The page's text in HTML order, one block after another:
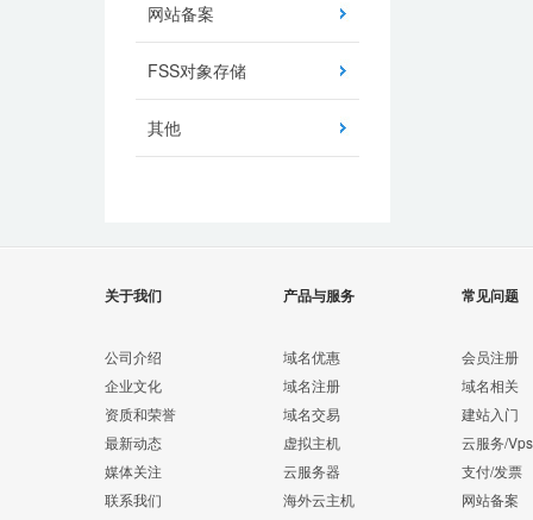
网站备案
FSS对象存储
其他
关于我们
公司介绍
企业文化
资质和荣誉
最新动态
媒体关注
联系我们
产品与服务
域名优惠
域名注册
域名交易
虚拟主机
云服务器
海外云主机
常见问题
会员注册
域名相关
建站入门
云服务/Vps
支付/发票
网站备案